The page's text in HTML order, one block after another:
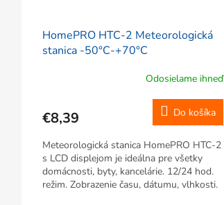
HomePRO HTC-2 Meteorologická
stanica -50°C-+70°C
Odosielame ihneď
€8,39 Do košíka
Meteorologická stanica HomePRO HTC-2
s LCD displejom je ideálna pre všetky
domácnosti, byty, kancelárie. 12/24 hod.
režim. Zobrazenie času, dátumu, vlhkosti.